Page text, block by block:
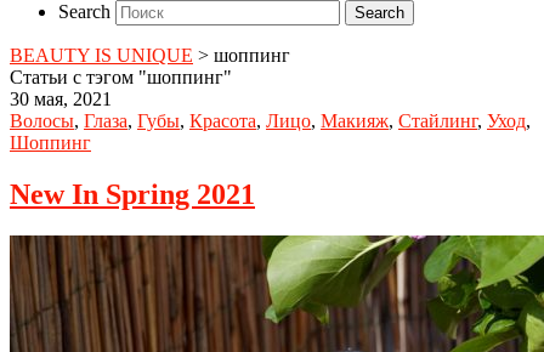
Search
BEAUTY IS UNIQUE > шоппинг
Статьи с тэгом "шоппинг"
30 мая, 2021
Волосы, Глаза, Губы, Красота, Лицо, Макияж, Стайлинг, Уход,
Шоппинг
New In Spring 2021